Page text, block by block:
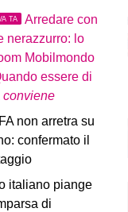
TA
Arredare con
nerazzurro: lo
Mobilmondo
essere di
conviene
non arretra su
confermato il
italiano piange
di